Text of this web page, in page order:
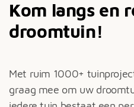
Kom langs en
droomtuin!
Met ruim 1000+
graag mee om uw